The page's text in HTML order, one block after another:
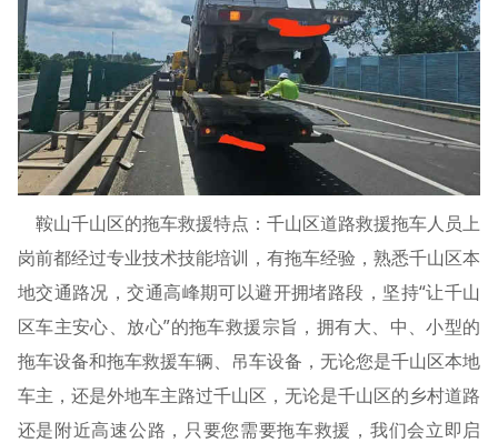
鞍山千山区的拖车救援特点：千山区道路救援拖车人员上
岗前都经过专业技术技能培训，有拖车经验，熟悉千山区本
地交通路况，交通高峰期可以避开拥堵路段，坚持“让千山
区车主安心、放心”的拖车救援宗旨，拥有大、中、小型的
拖车设备和拖车救援车辆、吊车设备，无论您是千山区本地
车主，还是外地车主路过千山区，无论是千山区的乡村道路
还是附近高速公路，只要您需要拖车救援，我们会立即启